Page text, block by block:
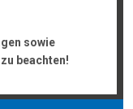
sowie
beachten!